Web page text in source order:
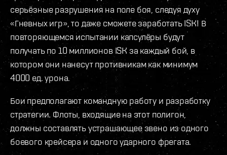
серьёзные разрушения на поле боя, следуя духу
«Гневных игр», то даже сможете заработать ISK! В
повторяющемся испытании капсулёры будут
получать по 10 миллионов ISK за каждый бой, в
котором они нанесут противникам как минимум
4000 ед. урона.
Бои предполагают командную работу и разработку
стратегии. Флоты, входящие на этот полигон,
должны составлять устрашающее звено из одного
боевого крейсера и одного ударного фрегата.